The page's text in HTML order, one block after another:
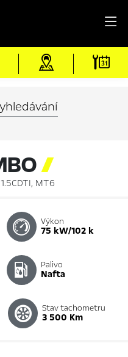

MT6
Výkon
75 kW/102 k
Palivo
nafta
Stav tachometru
3 500 Km